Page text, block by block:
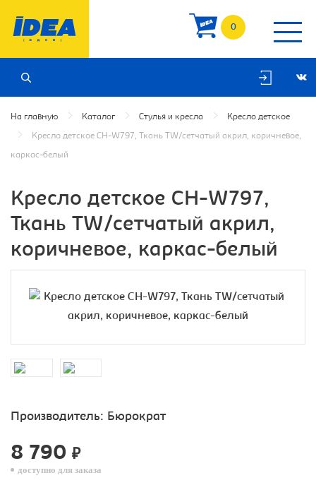
0
На главную Каталог Стулья и кресла Кресло детское
Кресло детское CH-W797, Ткань TW/сетчатый акрил, коричневое,
каркас-белый
Кресло детское CH-W797,
Ткань TW/сетчатый акрил,
коричневое, каркас-белый
Производитель: Бюрократ
8 790 ₽
доступно для заказа